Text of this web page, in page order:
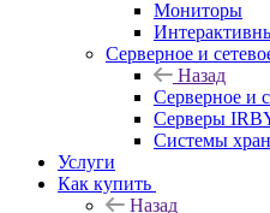
Мониторы
Серверное и
Назад
Серверное и
Серверы
Системы
Услуги
Как купить
Назад